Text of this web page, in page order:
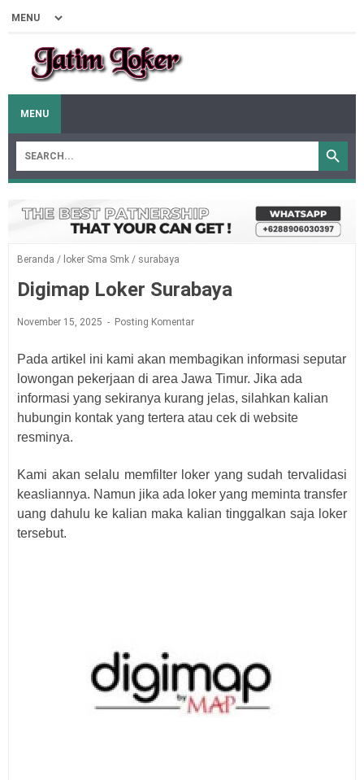
MENU
Beranda / loker Sma Smk / surabaya
Digimap Loker Surabaya
November 15, 2025 Posting Komentar
Pada artikel ini kami akan membagikan informasi seputar
lowongan pekerjaan di area Jawa Timur. Jika ada
informasi yang sekiranya kurang jelas, silahkan kalian
hubungin kontak yang tertera atau cek di website
resminya.
Kami akan selalu memfilter loker yang sudah tervalidasi
keasliannya. Namun jika ada loker yang meminta transfer
uang dahulu ke kalian maka kalian tinggalkan saja loker
tersebut.